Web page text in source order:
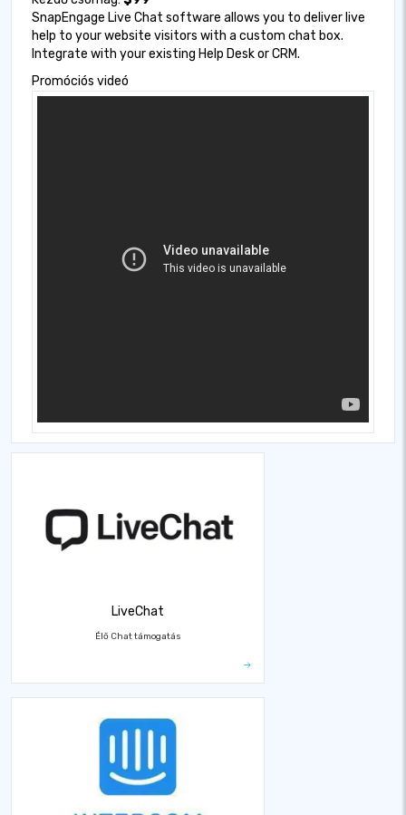
SnapEngage Live Chat software allows you to deliver live
help to your website visitors with a custom chat box.
Integrate with your existing Help Desk or CRM.
Promóciós videó
LiveChat
Élő Chat támogatás